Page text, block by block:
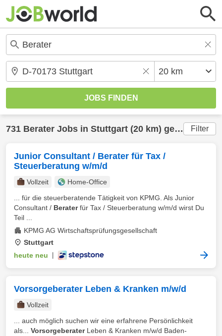
731 Berater Jobs in Stuttgart (20 km) gefunden Filter
Junior Consultant / Berater für Tax /
Steuerberatung w/m/d
Vollzeit
Home-Office
... für die steuerberatende Tätigkeit von KPMG. Als Junior
Consultant / Beraterfür Tax / Steuerberatung w/m/d wirst Du
Teil ...
KPMG AG Wirtschaftsprüfungsgesellschaft
Stuttgart
heute neu
Vorsorgeberater Leben & Kranken m/w/d
Vollzeit
... auch möglich suchen wir eine erfahrene Persönlichkeit
als... VorsorgeberaterLeben & Kranken m/w/d Baden-